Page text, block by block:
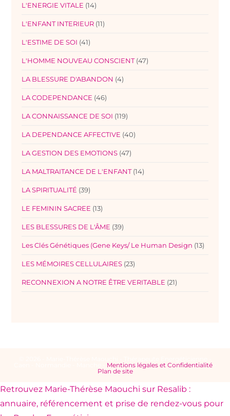
L'ENERGIE VITALE (14)
L'ENFANT INTERIEUR (11)
L'ESTIME DE SOI (41)
L'HOMME NOUVEAU CONSCIENT (47)
LA BLESSURE D'ABANDON (4)
LA CODEPENDANCE (46)
LA CONNAISSANCE DE SOI (119)
LA DEPENDANCE AFFECTIVE (40)
LA GESTION DES EMOTIONS (47)
LA MALTRAITANCE DE L'ENFANT (14)
LA SPIRITUALITÉ (39)
LE FEMININ SACREE (13)
LES BLESSURES DE L'ÂME (39)
Les Clés Génétiques (Gene Keys/ Le Human Design (13)
LES MÉMOIRES CELLULAIRES (23)
RECONNEXION A NOTRE ÊTRE VERITABLE (21)
Mentions légales et Confidentialité-
Plan de site
Retrouvez Marie-Thérèse Maouchi sur Resalib :
annuaire, référencement et prise de rendez-vous pour